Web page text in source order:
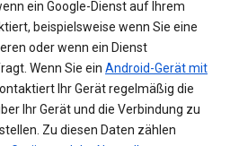
ein Google-Dienst auf Ihrem
beispielsweise wenn Sie eine
oder wenn ein Dienst
Wenn Sie ein Android-Gerät mit
Ihr Gerät regelmäßig die
Ihr Gerät und die Verbindung zu
Zu diesen Daten zählen